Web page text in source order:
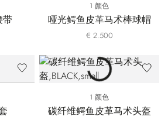
带
1 颜色
哑光鳄鱼皮革马术棒球帽
€ 2.500
1 颜色
碳纤维鳄鱼皮革马术头盔